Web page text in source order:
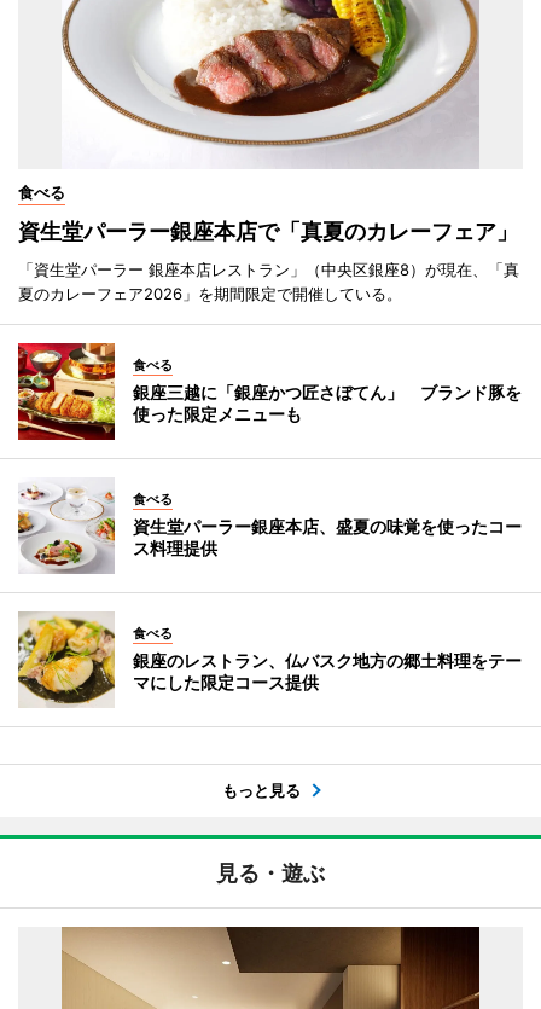
食べる
資生堂パーラー銀座本店で「真夏のカレーフェア」
「資生堂パーラー 銀座本店レストラン」（中央区銀座8）が現在、「真
夏のカレーフェア2026」を期間限定で開催している。
食べる
銀座三越に「銀座かつ匠さぼてん」 ブランド豚を
使った限定メニューも
食べる
資生堂パーラー銀座本店、盛夏の味覚を使ったコー
ス料理提供
食べる
銀座のレストラン、仏バスク地方の郷土料理をテー
マにした限定コース提供
もっと見る
見る・遊ぶ